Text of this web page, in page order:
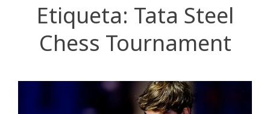
Etiqueta: Tata Steel
Chess Tournament